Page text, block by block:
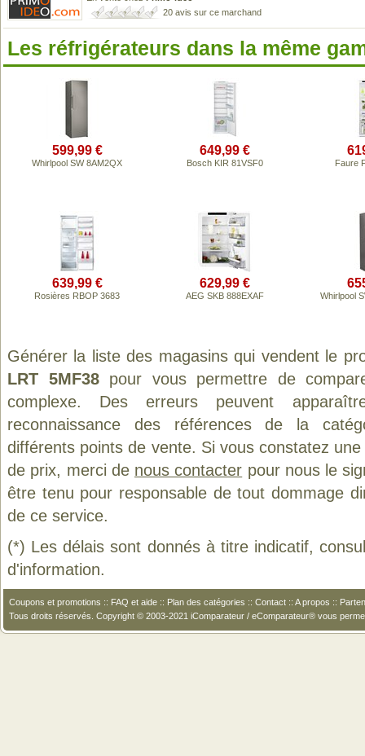
20 avis sur ce marchand
Les réfrigérateurs dans la même
599,99 €
Whirlpool SW 8AM2QX
649,99 €
Bosch KIR 81VSF0 Faure
639,99 €
Rosières RBOP 3683
629,99 €
AEG SKB 888EXAF Whirlpool
Générer la liste des magasins qui vendent le
LRT 5MF38pour vous permettre de
complexe. Des erreurs peuvent
reconnaissance des références de la
différents points de vente. Si vous constatez
de prix, merci de nous contacter pour nous le
être tenu pour responsable de tout dommage
de ce service.
(*) Les délais sont donnés à titre indicatif,
d'information.
Coupons et promotions :: FAQ et aide :: Plan des catégories :: Contact :: A propos ::
Tous droits réservés. Copyright © 2003-2021 iComparateur / eComparateur® vous